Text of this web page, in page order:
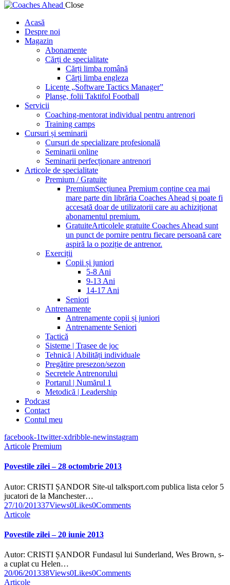
Close
Acasă
Despre noi
Magazin
Abonamente
Cărți de specialitate
Cărți limba română
Cărți limba engleza
Licențe „Software Tactics Manager”
Planșe, folii Taktifol Football
Servicii
Coaching-mentorat individual pentru antrenori
Training camps
Cursuri și seminarii
Cursuri de specializare profesională
Seminarii online
Seminarii perfecționare antrenori
Articole de specialitate
Premium / Gratuite
PremiumSecțiunea Premium conține cea mai
mare parte din librăria Coaches Ahead și poate fi
accesată doar de utilizatorii care au achiziționat
abonamentul premium.
GratuiteArticolele gratuite Coaches Ahead sunt
un punct de pornire pentru fiecare persoană care
aspiră la o poziție de antrenor.
Exerciții
Copii și juniori
5-8 Ani
9-13 Ani
14-17 Ani
Seniori
Antrenamente
Antrenamente copii și juniori
Antrenamente Seniori
Tactică
Sisteme | Trasee de joc
Tehnică | Abilități individuale
Pregătire presezon/sezon
Secretele Antrenorului
Portarul | Numărul 1
Metodică | Leadership
Podcast
Contact
Contul meu
facebook-1twitter-xdribble-newinstagram
Articole Premium
Povestile zilei – 28 octombrie 2013
Autor: CRISTI ȘANDOR Site-ul talksport.com publica lista celor 5
jucatori de la Manchester…
27/10/201337Views0Likes0Comments
Articole
Povestile zilei – 20 iunie 2013
Autor: CRISTI ȘANDOR Fundasul lui Sunderland, Wes Brown, s-
a cuplat cu Helen…
20/06/201338Views0Likes0Comments
Articole